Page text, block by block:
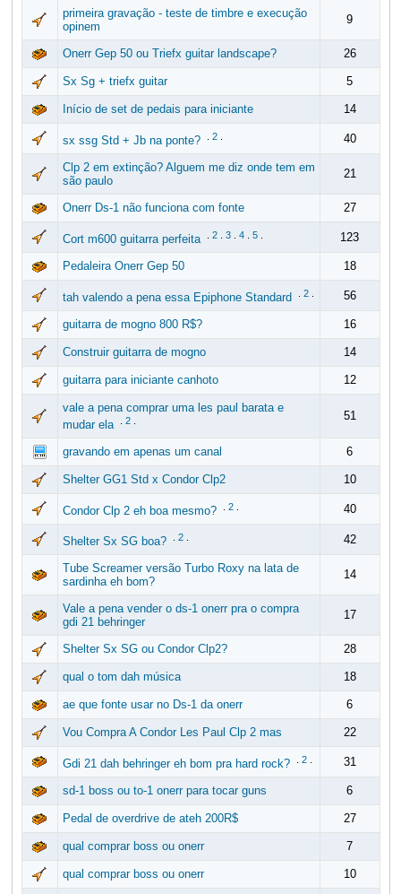
primeira gravação - teste de timbre e execução
opinem
9
Onerr Gep 50 ou Triefx guitar landscape? 26
Sx Sg + triefx guitar 5
Início de set de pedais para iniciante 14
sx ssg Std + Jb na ponte? 2. 40
Clp 2 em extinção? Alguem me diz onde tem em
são paulo
21
Onerr Ds-1 não funciona com fonte 27
Cort m600 guitarra perfeita 2. 3. 4. 5. 123
Pedaleira Onerr Gep 50 18
tah valendo a pena essa Epiphone Standard 2. 56
guitarra de mogno 800 R$? 16
Construir guitarra de mogno 14
guitarra para iniciante canhoto 12
vale a pena comprar uma les paul barata e
mudar ela
2. 51
gravando em apenas um canal 6
Shelter GG1 Std x Condor Clp2 10
Condor Clp 2 eh boa mesmo? 2. 40
Shelter Sx SG boa? 2. 42
Tube Screamer versão Turbo Roxy na lata de
sardinha eh bom?
14
Vale a pena vender o ds-1 onerr pra o compra
gdi 21 behringer
17
Shelter Sx SG ou Condor Clp2? 28
qual o tom dah música 18
ae que fonte usar no Ds-1 da onerr 6
Vou Compra A Condor Les Paul Clp 2 mas 22
Gdi 21 dah behringer eh bom pra hard rock? 2. 31
sd-1 boss ou to-1 onerr para tocar guns 6
Pedal de overdrive de ateh 200R$ 27
qual comprar boss ou onerr 7
qual comprar boss ou onerr 10